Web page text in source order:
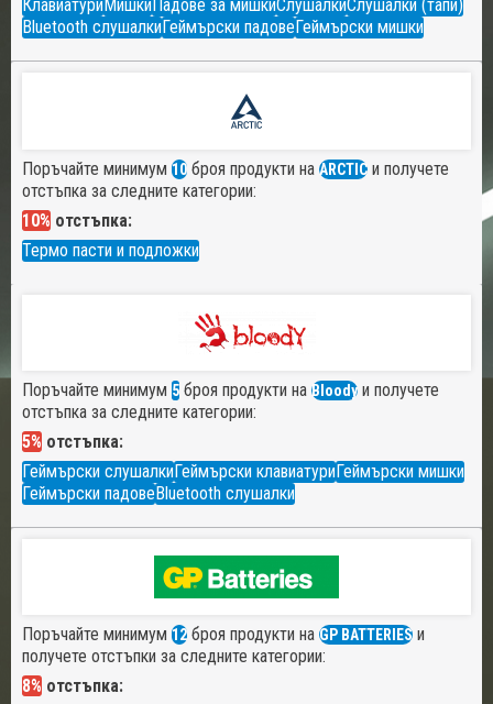
КлавиатуриМишки Падове за мишкиСлушалкиСлушалки (тапи)
Bluetooth слушалкиГеймърски падовеГеймърски мишки
Поръчайте минимум 10 броя продукти на ARCTIC и получете
отстъпка за следните категории:
10% отстъпка:
Термо пасти и подложки
Поръчайте минимум 5 броя продукти на Bloody и получете
отстъпка за следните категории:
5% отстъпка:
Геймърски слушалкиГеймърски клавиатуриГеймърски мишки
Геймърски падовеBluetooth слушалки
Поръчайте минимум 12 броя продукти на GP BATTERIES и
получете отстъпки за следните категории:
8% отстъпка: